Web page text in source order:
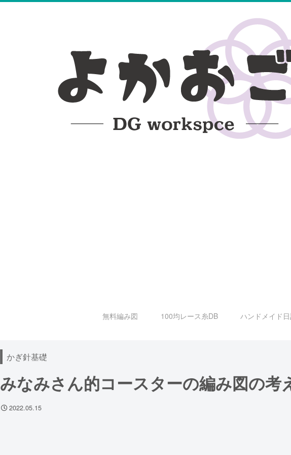
無料編み図 100均レース糸DB ハンドメイド
かぎ針基礎
みなみさん的コースターの編み図の考
2022.05.15